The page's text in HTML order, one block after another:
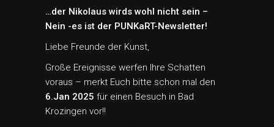
…der Nikolaus wirds wohl nicht sein –
Nein -es ist der PUNKaRT-Newsletter!
Liebe Freunde der Kunst,
Große Ereignisse werfen Ihre Schatten
voraus – merkt Euch bitte schon mal den
6.Jan 2025 für einen Besuch in Bad
Krozingen vor!!